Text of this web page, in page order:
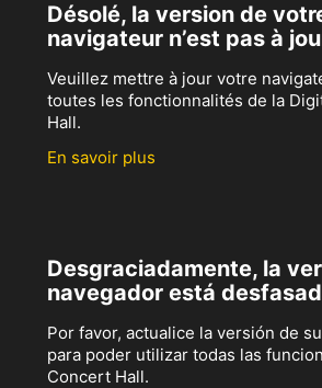
Désolé, la version de
navigateur n’est pas à
Veuillez mettre à jour votre
toutes les fonctionnalités de la
Hall.
En savoir plus
Desgraciadamente, la
navegador está
Por favor, actualice la versión de
para poder utilizar todas las
Concert Hall.